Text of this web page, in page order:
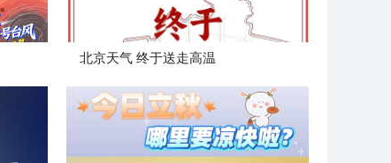
北京天气 终于送走高温